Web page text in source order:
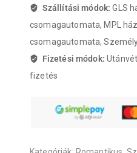
Szállítási módok:GLS
csomagautomata, MPL
csomagautomata,
Fizetési módok:
fizetés